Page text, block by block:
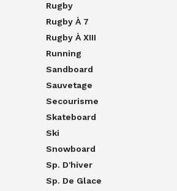
Rugby
Rugby À 7
Rugby À XIII
Running
Sandboard
Sauvetage
Secourisme
Skateboard
Ski
Snowboard
Sp. D'hiver
Sp. De Glace